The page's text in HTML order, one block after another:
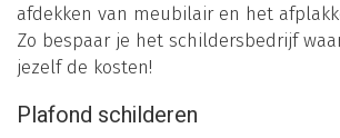
afdekken van meubilair en het
Zo bespaar je het schildersbedrijf
jezelf de kosten!
Plafond schilderen